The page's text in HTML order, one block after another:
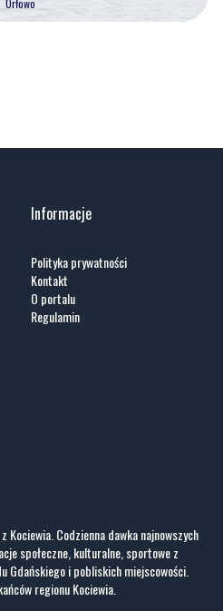
Informacje
Kontakt
Codzienna dawka najnowszych
społeczne, kulturalne, sportowe z
Gdańskiego i pobliskich miejscowości.
regionu Kociewia.